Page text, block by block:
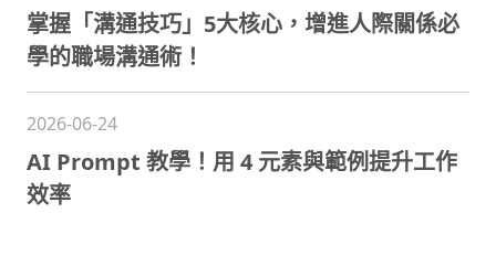
掌握「溝通技巧」5大核心，增進人際關係必
學的職場溝通術！
2026-06-24
AI Prompt 教學！用 4 元素與範例提升工作
效率